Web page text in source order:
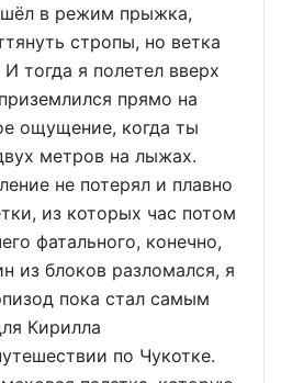
в режим прыжка,
стропы, но ветка
тогда я полетел вверх
прямо на
ощущение, когда ты
метров на лыжах.
не потерял и плавно
из которых час потом
фатального, конечно,
из блоков разломался, я
пока стал самым
Кирилла
по Чукотке.